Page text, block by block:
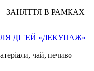
– ЗАНЯТТЯ В РАМКАХ
чай, печиво